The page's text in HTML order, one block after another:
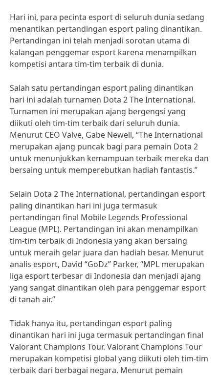
Hari ini, para pecinta esport di seluruh dunia sedang
menantikan pertandingan esport paling dinantikan.
Pertandingan ini telah menjadi sorotan utama di
kalangan penggemar esport karena menampilkan
kompetisi antara tim-tim terbaik di dunia.
Salah satu pertandingan esport paling dinantikan
hari ini adalah turnamen Dota 2 The International.
Turnamen ini merupakan ajang bergengsi yang
diikuti oleh tim-tim terbaik dari seluruh dunia.
Menurut CEO Valve, Gabe Newell, “The International
merupakan ajang puncak bagi para pemain Dota 2
untuk menunjukkan kemampuan terbaik mereka dan
bersaing untuk memperebutkan hadiah fantastis.”
Selain Dota 2 The International, pertandingan esport
paling dinantikan hari ini juga termasuk
pertandingan final Mobile Legends Professional
League (MPL). Pertandingan ini akan menampilkan
tim-tim terbaik di Indonesia yang akan bersaing
untuk meraih gelar juara dan hadiah besar. Menurut
analis esport, David “GoDz” Parker, “MPL merupakan
liga esport terbesar di Indonesia dan menjadi ajang
yang sangat dinantikan oleh para penggemar esport
di tanah air.”
Tidak hanya itu, pertandingan esport paling
dinantikan hari ini juga termasuk pertandingan final
Valorant Champions Tour. Valorant Champions Tour
merupakan kompetisi global yang diikuti oleh tim-tim
terbaik dari berbagai negara. Menurut pemain